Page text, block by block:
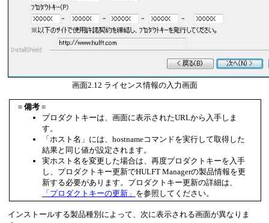
画面2.12 ライセンス情報の入力画面
= 備考 =
プロダクトキーは、画面に表示されたURLから入手しま
す。
ホスト名
には、hostnameコマンドを実行して取得した
結果と同じ値が設定されます。
実ホスト名を変更した場合は、再度プロダクトキーを入手
し、プロダクトキー更新でHULFT Managerの製品情報を更
新する必要があります。プロダクトキー更新の詳細は、
「プロダクトキーの更新」 を参照してください。
インストールする製品種別によって、次に表示される画面が異なりま